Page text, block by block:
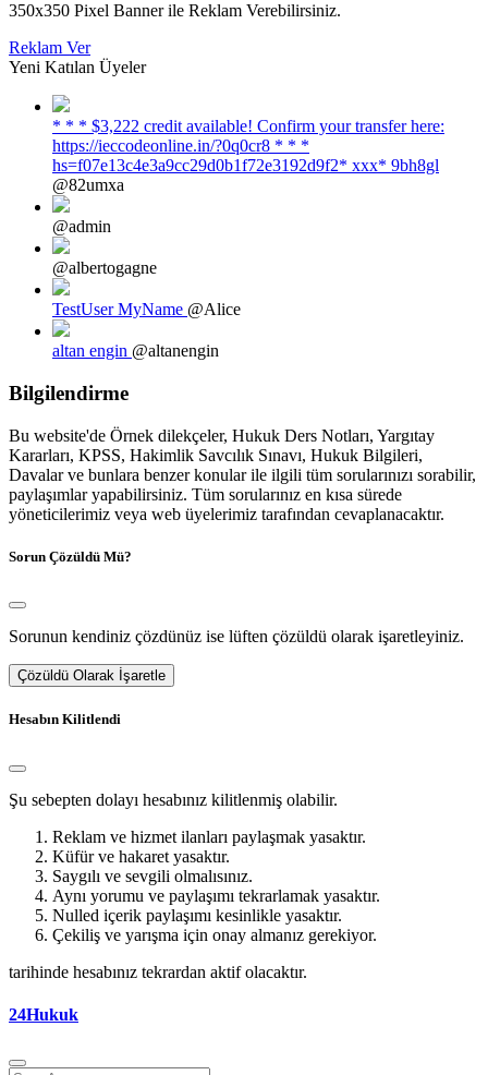
350x350 Pixel Banner ile Reklam Verebilirsiniz.
Reklam Ver
Yeni Katılan Üyeler
* * * $3,222 credit available! Confirm your transfer here:
https://ieccodeonline.in/?0q0cr8 * * *
hs=f07e13c4e3a9cc29d0b1f72e3192d9f2* ххх* 9bh8gl
@82umxa
@admin
@albertogagne
TestUser MyName @Alice
altan engin @altanengin
Bilgilendirme
Bu website'de Örnek dilekçeler, Hukuk Ders Notları, Yargıtay
Kararları, KPSS, Hakimlik Savcılık Sınavı, Hukuk Bilgileri,
Davalar ve bunlara benzer konular ile ilgili tüm sorularınızı sorabilir,
paylaşımlar yapabilirsiniz. Tüm sorularınız en kısa sürede
yöneticilerimiz veya web üyelerimiz tarafından cevaplanacaktır.
Sorun Çözüldü Mü?
Sorunun kendiniz çözdünüz ise lüften çözüldü olarak işaretleyiniz.
Çözüldü Olarak İşaretle
Hesabın Kilitlendi
Şu sebepten dolayı hesabınız kilitlenmiş olabilir.
Reklam ve hizmet ilanları paylaşmak yasaktır.
Küfür ve hakaret yasaktır.
Saygılı ve sevgili olmalısınız.
Aynı yorumu ve paylaşımı tekrarlamak yasaktır.
Nulled içerik paylaşımı kesinlikle yasaktır.
Çekiliş ve yarışma için onay almanız gerekiyor.
tarihinde hesabınız tekrardan aktif olacaktır.
24Hukuk